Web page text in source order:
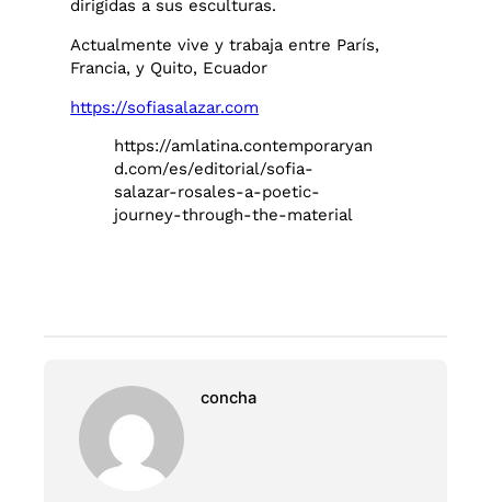
dirigidas a sus esculturas.
Actualmente vive y trabaja entre París,
Francia, y Quito, Ecuador
https://sofiasalazar.com
https://amlatina.contemporaryan
d.com/es/editorial/sofia-
salazar-rosales-a-poetic-
journey-through-the-material
concha